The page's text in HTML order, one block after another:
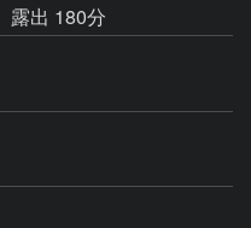
露出 180分